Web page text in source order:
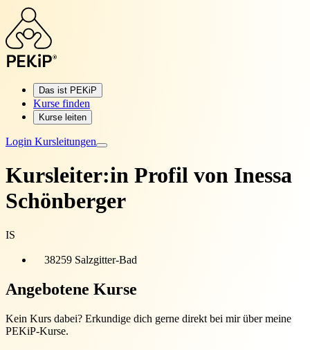
Das ist PEKiP
Kurse finden
Kurse leiten
Login Kursleitungen
Kursleiter:in Profil von Inessa
Schönberger
IS
38259 Salzgitter-Bad
Angebotene Kurse
Kein Kurs dabei? Erkundige dich gerne direkt bei mir über meine
PEKiP-Kurse.